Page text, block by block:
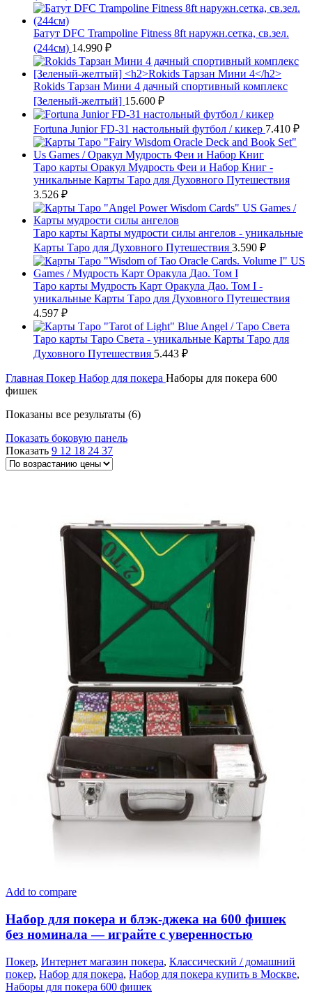
Батут DFC Trampoline Fitness 8ft наружн.сетка, св.зел.
(244см) 14.990 ₽
Rokids Тарзан Мини 4 дачный спортивный комплекс
[Зеленый-желтый] 15.600 ₽
Fortuna Junior FD-31 настольный футбол / кикер 7.410 ₽
Таро карты Оракул Мудрость Феи и Набор Книг -
уникальные Карты Таро для Духовного Путешествия
3.526 ₽
Таро карты Карты мудрости силы ангелов - уникальные
Карты Таро для Духовного Путешествия 3.590 ₽
Таро карты Мудрость Карт Оракула Дао. Том I -
уникальные Карты Таро для Духовного Путешествия
4.597 ₽
Таро карты Таро Света - уникальные Карты Таро для
Духовного Путешествия 5.443 ₽
Главная Покер Набор для покера Наборы для покера 600
фишек
Показаны все результаты (6)Цены:
Показать боковую панель
Показать 9 12 18 24 37
Add to compare
Набор для покера и блэк-джека на 600 фишек
без номинала — играйте с уверенностью
Покер, Интернет магазин покера, Классический / домашний
покер, Набор для покера, Набор для покера купить в Москве,
Наборы для покера 600 фишек